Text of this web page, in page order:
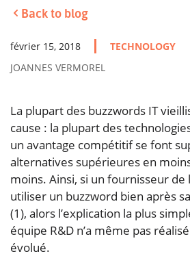
Back to blog
février 15, 2018
TECHNOLOGY
JOANNES VERMOREL
La plupart des buzzwords IT
cause : la plupart des
un avantage compétitif se font
alternatives supérieures en
moins. Ainsi, si un fournisseur de
utiliser un buzzword bien après
(1), alors l’explication la plus
équipe R&D n’a même pas
évolué.